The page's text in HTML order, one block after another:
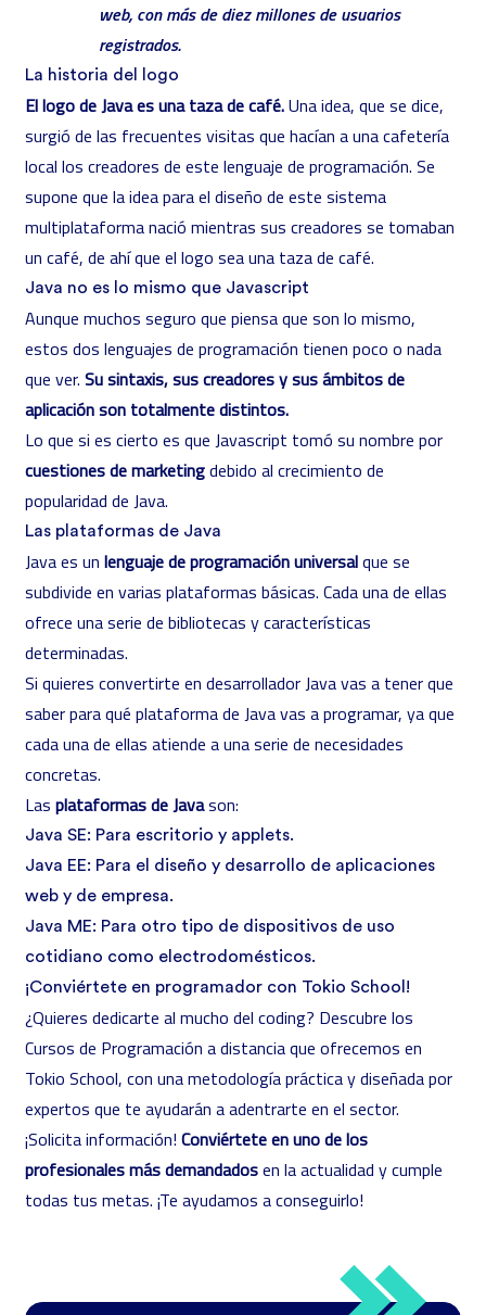
web, con más de diez millones de usuarios
registrados.
La historia del logo
El logo de Java es una taza de café.Una idea, que se dice,
surgió de las frecuentes visitas que hacían a una cafetería
local los creadores de este lenguaje de programación. Se
supone que la idea para el diseño de este sistema
multiplataforma nació mientras sus creadores se tomaban
un café, de ahí que el logo sea una taza de café.
Java no es lo mismo que Javascript
Aunque muchos seguro que piensa que son lo mismo,
estos dos lenguajes de programación tienen poco o nada
que ver. Su sintaxis, sus creadores y sus ámbitos de
aplicación son totalmente distintos.
Lo que si es cierto es que Javascript tomó su nombre por
cuestiones de marketingdebido al crecimiento de
popularidad de Java.
Las plataformas de Java
Java es un lenguaje de programación universalque se
subdivide en varias plataformas básicas. Cada una de ellas
ofrece una serie de bibliotecas y características
determinadas.
Si quieres convertirte en desarrollador Java vas a tener que
saber para qué plataforma de Java vas a programar, ya que
cada una de ellas atiende a una serie de necesidades
concretas.
Las plataformas de Javason:
Java SE: Para escritorio y applets.
Java EE: Para el diseño y desarrollo de aplicaciones
web y de empresa.
Java ME: Para otro tipo de dispositivos de uso
cotidiano como electrodomésticos.
¡Conviértete en programador con Tokio School!
¿Quieres dedicarte al mucho del coding? Descubre los
Cursos de Programación a distanciaque ofrecemos en
Tokio School, con una metodología práctica y diseñada por
expertos que te ayudarán a adentrarte en el sector.
¡Solicita información! Conviértete en uno de los
profesionales más demandadosen la actualidad y cumple
todas tus metas. ¡Te ayudamos a conseguirlo!